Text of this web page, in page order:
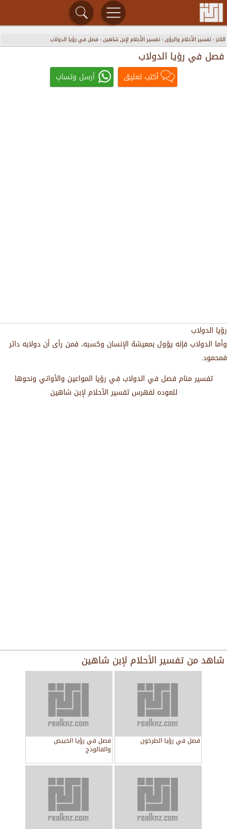
الكنز-تفسير الأحلام والرؤى-تفسير الأحلام لإبن شاهين- فصل في رؤيا الدولاب
فصل في رؤيا الدولاب
أكتب تعليق أرسل وتساب
رؤيا الدولاب
وأما الدولاب فإنه يؤول بمعيشة الإنسان وكسبه، فمن رأى أن دولابه دائر
فمحمود.
تفسير منام فصل في الدولاب في رؤيا المواعين والأواني ونحوها
للعوده لفهرس تفسير الأحلام لإبن شاهين
شاهد من تفسير الأحلام لإبن شاهين
فصل في رؤيا الطرخون فصل في رؤيا الخبيص
والفالوذج